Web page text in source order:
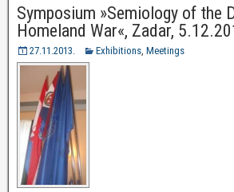
Symposium »Semiology of the
Homeland War«, Zadar,
27.11.2013. Exhibitions, Meetings